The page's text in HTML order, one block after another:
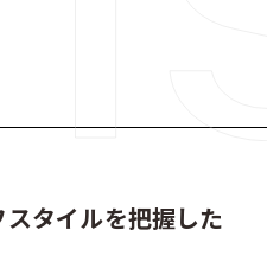
タイルを把握した